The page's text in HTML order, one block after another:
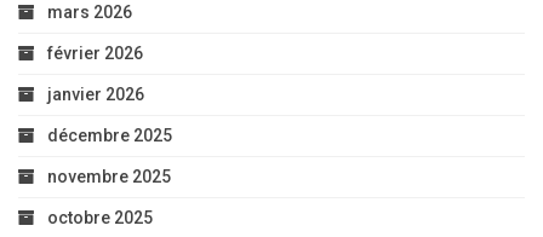
mars 2026
février 2026
janvier 2026
décembre 2025
novembre 2025
octobre 2025